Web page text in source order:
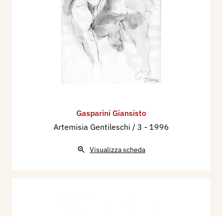
Gasparini Giansisto
Artemisia Gentileschi / 3 - 1996
Visualizza scheda